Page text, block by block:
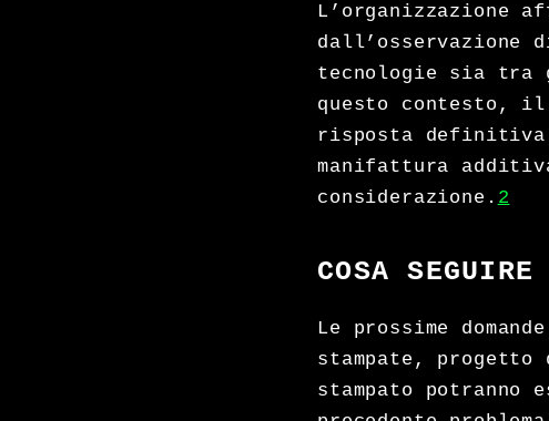
L’organizzazione
tecnologie sia tra
questo contesto, il
risposta definitiva
manifattura
considerazione. 2
COSA SEGUIRE
Le prossime
stampate,
stampato